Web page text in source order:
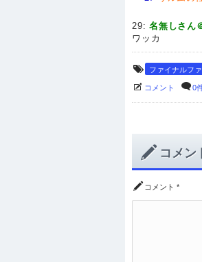
29:名無しさん
ワッカ
ファイナルフ
コメント 0
コメン
コメント *